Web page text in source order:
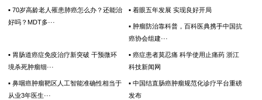
▪ 70岁高龄老人罹患肺癌怎么办？还能治
好吗？MDT多···
▪ 着眼五年发展 实现良好开局
▪ 肿瘤防治靠科普，百科医典携手中国抗
癌协会组建···
▪ 胃肠道癌症免疫治疗新突破 干预微环
境杀死肿瘤细···
▪ 癌症患者莫忍痛 科学使用止痛药 浙江
科技新闻网
▪ 鼻咽癌肿瘤靶区人工智能准确性相当于
从业3年医生···
▪ 中国结直肠癌肿瘤规范化诊疗平台重磅
发布